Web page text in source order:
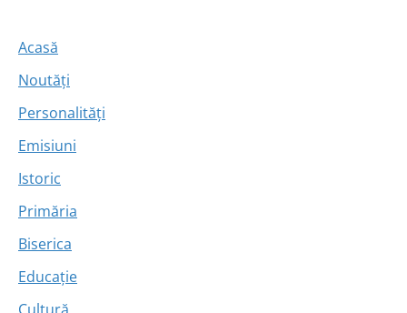
Acasă
Noutăți
Personalități
Emisiuni
Istoric
Primăria
Biserica
Educație
Cultură